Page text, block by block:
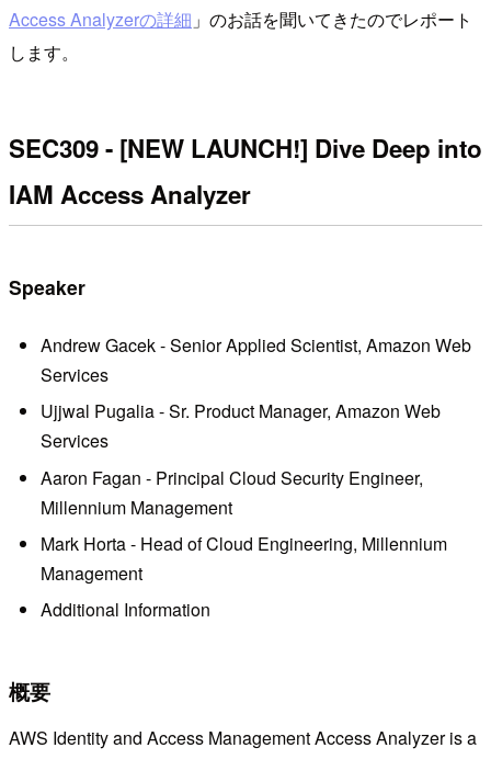
Access Analyzerの詳細 」のお話を聞いてきたのでレポート
します。
SEC309 - [NEW LAUNCH!] Dive Deep into
IAM Access Analyzer
Speaker
Andrew Gacek - Senior Applied Scientist, Amazon Web
Services
Ujjwal Pugalia - Sr. Product Manager, Amazon Web
Services
Aaron Fagan - Principal Cloud Security Engineer,
Millennium Management
Mark Horta - Head of Cloud Engineering, Millennium
Management
Additional Information
概要
AWS Identity and Access Management Access Analyzer is a